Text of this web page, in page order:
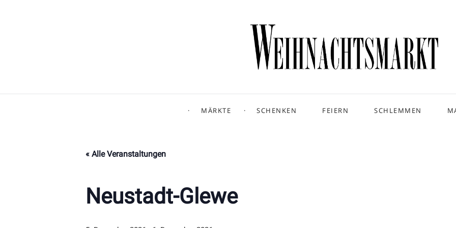
MÄRKTE SCHENKEN FEIERN SCHLEMMEN
« Alle Veranstaltungen
Neustadt-Glewe